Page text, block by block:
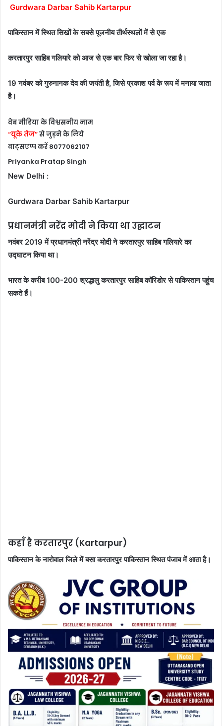
Gurdwara Darbar Sahib Kartarpur
पाकिस्तान में स्थित सिखों के सबसे पूजनीय तीर्थस्थलों में से एक
करतारपुर साहिब गलियारे को आज से एक बार फिर से खोला जा रहा है।
19 नवंबर को गुरुनानक देव की जयंती है, जिसे प्रकाश पर्व के रूप में मनाया जाता
है।
वेब मीडिया के विश्वसनीय नाम
“यूके तेज”से जुड़ने के लिये
वाट्सएप्प करें 8077062107
Priyanka Pratap Singh
New Delhi :
Gurdwara Darbar Sahib Kartarpur
प्रधानमंत्री नरेंद्र मोदी ने किया था उद्घाटन
नवंबर 2019 में प्रधानमंत्री नरेंद्र मोदी ने करतारपुर साहिब गलियारे का
उद्घाटन किया था।
भारत के करीब 100-200 श्रद्धालु करतारपुर साहिब कॉरिडोर से पाकिस्तान पहुंच
सकते हैं।
कहाँ है करतारपुर (Kartarpur)
पाकिस्तान के नारोवाल जिले में बसा करतारपुर पाकिस्तान स्थित पंजाब में आता है।